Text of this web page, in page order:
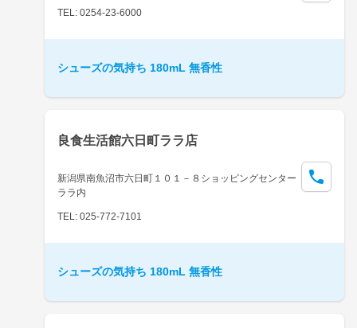
TEL: 0254-23-6000
シューズの気持ち 180mL 無香性
良食生活館六日町ララ店
新潟県南魚沼市六日町１０１－８ショッピングセンター
ララ内
TEL: 025-772-7101
シューズの気持ち 180mL 無香性